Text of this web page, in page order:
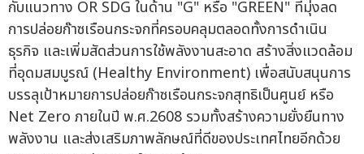
กับแนวทาง OR SDG ในด้าน "G" หรือ "GREEN" ที่มุ่งลด
การปล่อยก๊าซเรือนกระจกที่ครอบคลุมตลอดทั้งการดำเนิน
ธุรกิจ และเพิ่มสัดส่วนการใช้พลังงานสะอาด สร้างสิ่งแวดล้อม
ที่อุดมสมบูรณ์ (Healthy Environment) เพื่อสนับสนุนการ
บรรลุเป้าหมายการปล่อยก๊าซเรือนกระจกสุทธิเป็นศูนย์ หรือ
Net Zero ภายในปี พ.ศ.2608 รวมทั้งสร้างความยั่งยืนทาง
พลังงาน และส่งเสริมภาพลักษณ์ที่ดีของประเทศไทยอีกด้วย